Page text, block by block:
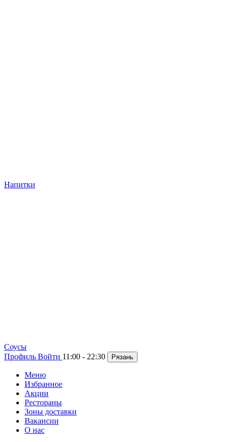
Напитки
Cоусы
Профиль Войти 11:00 - 22:30 Рязань
Меню
Избранное
Акции
Рестораны
Зоны доставки
Вакансии
О нас